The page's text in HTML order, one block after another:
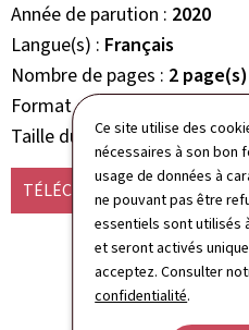
Ce site utilise des
nécessaires à son bon
usage de données à
ne pouvant pas être
essentiels sont utilisés
et seront activés
acceptez. Consulter
confidentialité.
Année de parution 2020
Langue(s) Français
Nombre de pages 2 page(s)
Format du document
Taille du fichier 735 Ko
TÉLÉCHARGER (FR, PDF - 735